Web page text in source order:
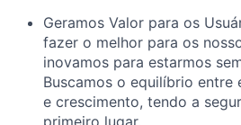
Geramos Valor para os
fazer o melhor para os
inovamos para estarmos
Buscamos o equilíbrio entre
e crescimento, tendo a
primeiro lugar.